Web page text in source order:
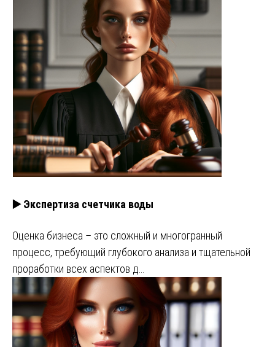
▶️ Экспертиза счетчика воды
Оценка бизнеса – это сложный и многогранный
процесс, требующий глубокого анализа и тщательной
проработки всех аспектов д…